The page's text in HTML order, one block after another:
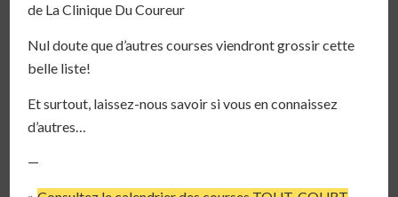
de La Clinique Du Coureur
Nul doute que d’autres courses viendront grossir cette
belle liste!
Et surtout, laissez-nous savoir si vous en connaissez
d’autres…
—